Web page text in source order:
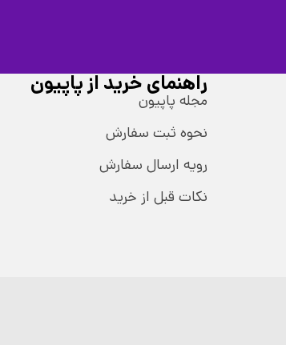
راهنمای خرید از پاپیون
مجله پاپیون
نحوه ثبت سفارش
رویه ارسال سفارش
نکات قبل از خرید